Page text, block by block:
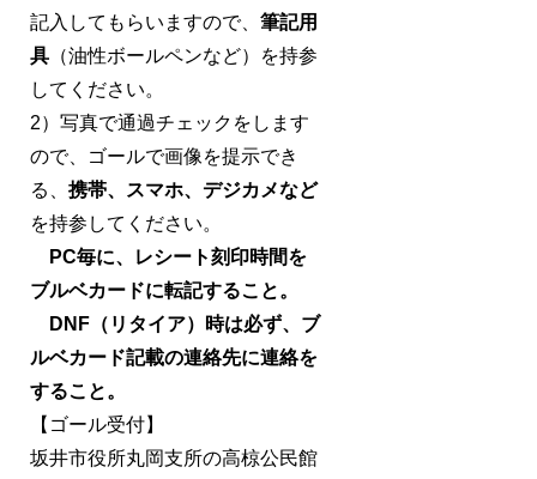
記入してもらいますので、 筆記用
具 （油性ボールペンなど）を持参
してください。
2）写真で通過チェックをします
ので、ゴールで画像を提示でき
る、 携帯、スマホ、デジカメなど
を持参してください。
PC毎に、レシート刻印時間を
ブルベカードに転記すること。
DNF（リタイア）時は必ず、ブ
ルベカード記載の連絡先に連絡を
すること。
【ゴール受付】
坂井市役所丸岡支所の高椋公民館